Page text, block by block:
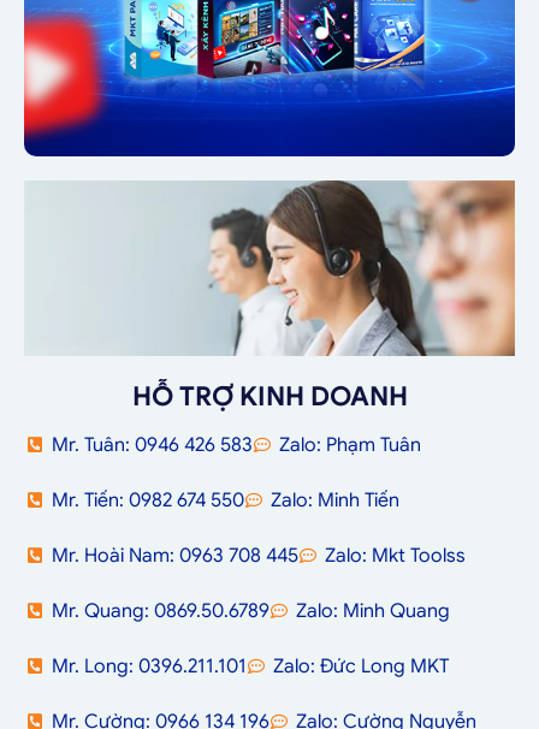
HỖ TRỢ KINH DOANH
Mr. Tuân: 0946 426 583 Zalo: Phạm Tuân
Mr. Tiến: 0982 674 550 Zalo: Minh Tiến
Mr. Hoài Nam: 0963 708 445 Zalo: Mkt Toolss
Mr. Quang: 0869.50.6789 Zalo: Minh Quang
Mr. Long: 0396.211.101 Zalo: Đức Long MKT
Mr. Cường: 0966 134 196 Zalo: Cường Nguyễn